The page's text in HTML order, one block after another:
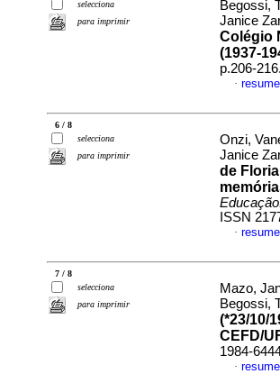
selecciona
para imprimir
Begossi,
Janice
Colégio
(1937-
p.206-
·
6 / 8
selecciona
para imprimir
Onzi,
Janice
de
ISSN
·
7 / 8
selecciona
para imprimir
Mazo,
Begossi,
(*23/10/
CEFD/
1984-
·